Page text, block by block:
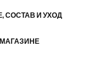
СОСТАВ И УХОД